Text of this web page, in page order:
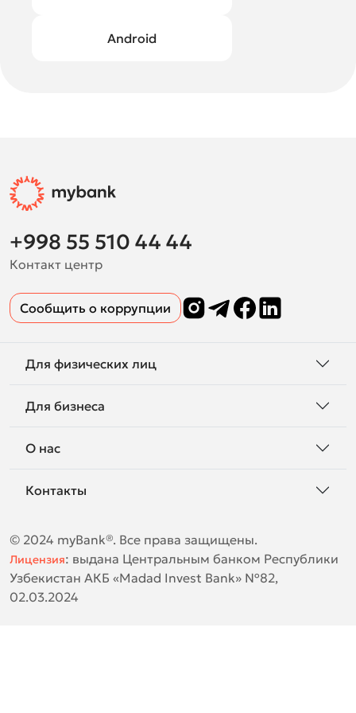
Android
+998 55 510 44 44
Контакт центр
Сообщить о коррупции
Для физических лиц
Для бизнеса
О нас
Контакты
© 2024 myBank®. Все права защищены.
Лицензия: выдана Центральным банком Республики
Узбекистан АКБ «Madad Invest Bank» №82,
02.03.2024